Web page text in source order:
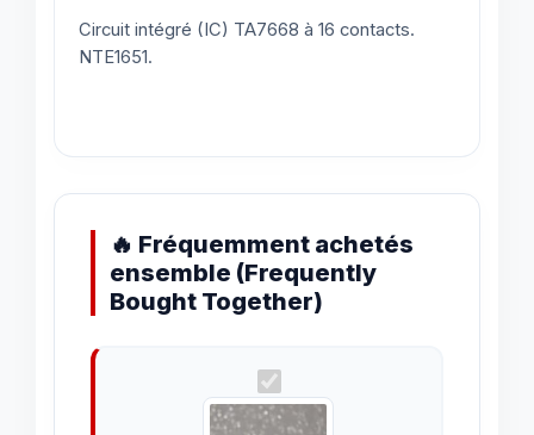
Circuit intégré (IC) TA7668 à 16 contacts.
NTE1651.
🔥 Fréquemment achetés
ensemble (Frequently
Bought Together)